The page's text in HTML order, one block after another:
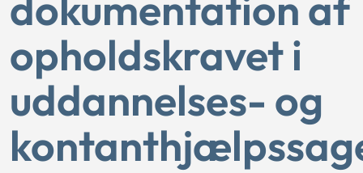
opholdskravet i
uddannelses- og